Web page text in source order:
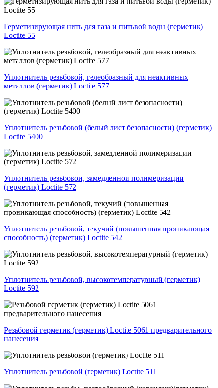
Герметизирующая нить для газа и питьвой воды (герметик)
Loctite 55
Уплотнитель резьбовой, гелеобразный для неактивных
металлов (герметик) Loctite 577
Уплотнитель резьбовой (белый лист безопасности) (герметик)
Loctite 5400
Уплотнитель резьбовой, замедленной полимеризации
(герметик) Loctite 572
Уплотнитель резьбовой, текучий (повышенная проникающая
способность) (герметик) Loctite 542
Уплотнитель резьбовой, высокотемпературный (герметик)
Loctite 592
Резьбовой герметик (герметик) Loctite 5061 предварительного
нанесения
Уплотнитель резьбовой (герметик) Loctite 511